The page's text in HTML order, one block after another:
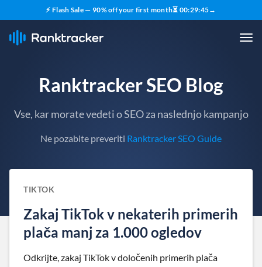
⚡ Flash Sale — 90% off your first month⏳ 00:29:44→
Ranktracker SEO Blog
Vse, kar morate vedeti o SEO za naslednjo kampanjo
Ne pozabite preveriti Ranktracker SEO Guide
TIKTOK
Zakaj TikTok v nekaterih primerih
plača manj za 1.000 ogledov
Odkrijte, zakaj TikTok v določenih primerih plača